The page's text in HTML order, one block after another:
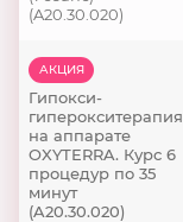
(A20.30.020)
АКЦИЯ
Гипокси-
гиперокситерапия
на аппарате
OXYTERRA. Курс 6
процедур по 35
минут
(A20.30.020)